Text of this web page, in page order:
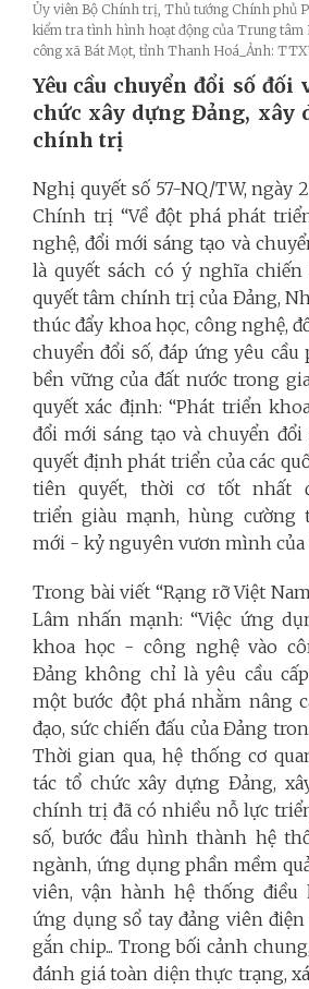
Ủy viên Bộ Chính trị, Thủ tướng Chính phủ
kiểm tra tình hình hoạt động của Trung tâm
công xã Bát Mọt, tỉnh Thanh Hoá_Ảnh:
Yêu cầu chuyển đổi số đối
chức xây dựng Đảng, xây
chính trị
Nghị quyết số 57-NQ/TW, ngày
Chính trị “Về đột phá phát
nghệ, đổi mới sáng tạo và
là quyết sách có ý nghĩa
quyết tâm chính trị của Đảng,
thúc đẩy khoa học, công nghệ,
chuyển đổi số, đáp ứng yêu
bền vững của đất nước trong
quyết xác định: “Phát triển
đổi mới sáng tạo và chuyển đổi
quyết định phát triển của các
tiên quyết, thời cơ tốt nhất
triển giàu mạnh, hùng cường
mới - kỷ nguyên vươn mình của
Trong bài viết “Rạng rỡ Việt
Lâm nhấn mạnh: “Việc ứng
khoa học - công nghệ vào
Đảng không chỉ là yêu cầu
một bước đột phá nhằm nâng
đạo, sức chiến đấu của Đảng
Thời gian qua, hệ thống cơ
tác tổ chức xây dựng Đảng,
chính trị đã có nhiều nỗ lực
số, bước đầu hình thành hệ
ngành, ứng dụng phần mềm
viên, vận hành hệ thống điều
ứng dụng sổ tay đảng viên
gắn chip... Trong bối cảnh
đánh giá toàn diện thực trạng,